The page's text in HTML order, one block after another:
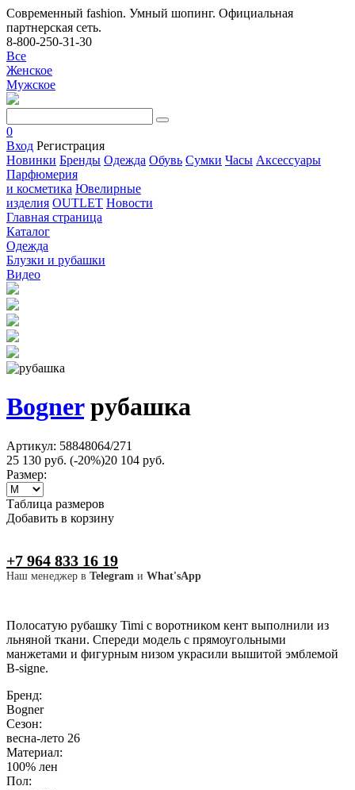
Современный fashion. Умный шопинг. Официальная
партнерская сеть.
8-800-250-31-30
Все
Женское
Мужское
0
Вход Регистрация
Новинки Бренды Одежда Обувь Сумки Часы Аксессуары
Парфюмерия
и косметика Ювелирные
изделия OUTLET Новости
Главная страница
Каталог
Одежда
Блузки и рубашки
Видео
Bognerрубашка
Артикул: 58848064/271
25 130 руб. (-20%)20 104 руб.
Размер:
Таблица размеров
Добавить в корзину
+7 964 833 16 19
Наш менеджер в Telegram и What'sApp
Полосатую рубашку Timi с воротником кент выполнили из
льняной ткани. Спереди модель с прямоугольными
манжетами и фигурным низом украсили вышитой эмблемой
B-signe.
Бренд:
Bogner
Сезон:
весна-лето 26
Материал:
100% лен
Пол: